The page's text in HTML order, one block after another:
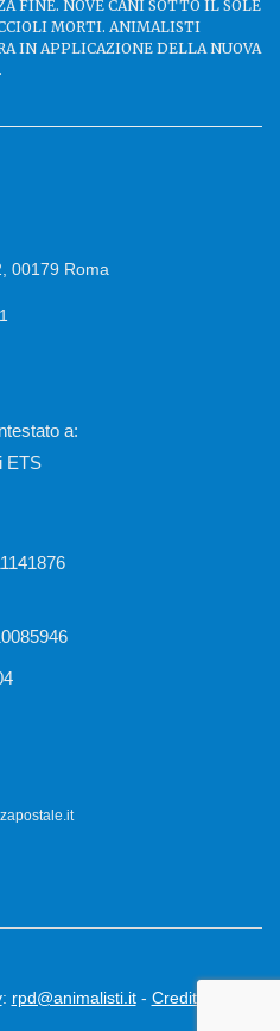
FINE. NOVE CANI SOTTO IL SOLE
MORTI. ANIMALISTI
IN APPLICAZIONE DELLA NUOVA
00179 Roma
a:
ETS
: rpd@animalisti.it- Credits